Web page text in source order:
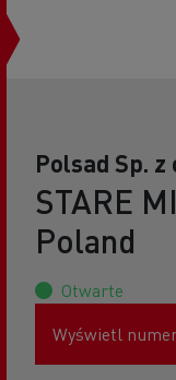
Polsad Sp.
STARE
Poland
Otwarte
Wyświetl